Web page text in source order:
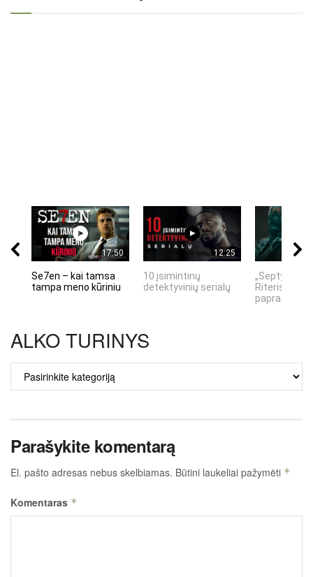
17:50
Se7en – kai tamsa
tampa meno kūriniu
12:25
10 įsimintinų
detektyvinių serialų
„Septynių
Riteris" – kai
ALKO TURINYS
TURINYS
Parašykite komentarą
El. pašto adresas nebus skelbiamas. Būtini laukeliai pažymėti *
Komentaras *